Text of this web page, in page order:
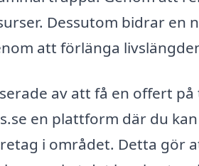
Dessutom bidrar
att förlänga
av att få en offert
en plattform där du
i området. Detta gör